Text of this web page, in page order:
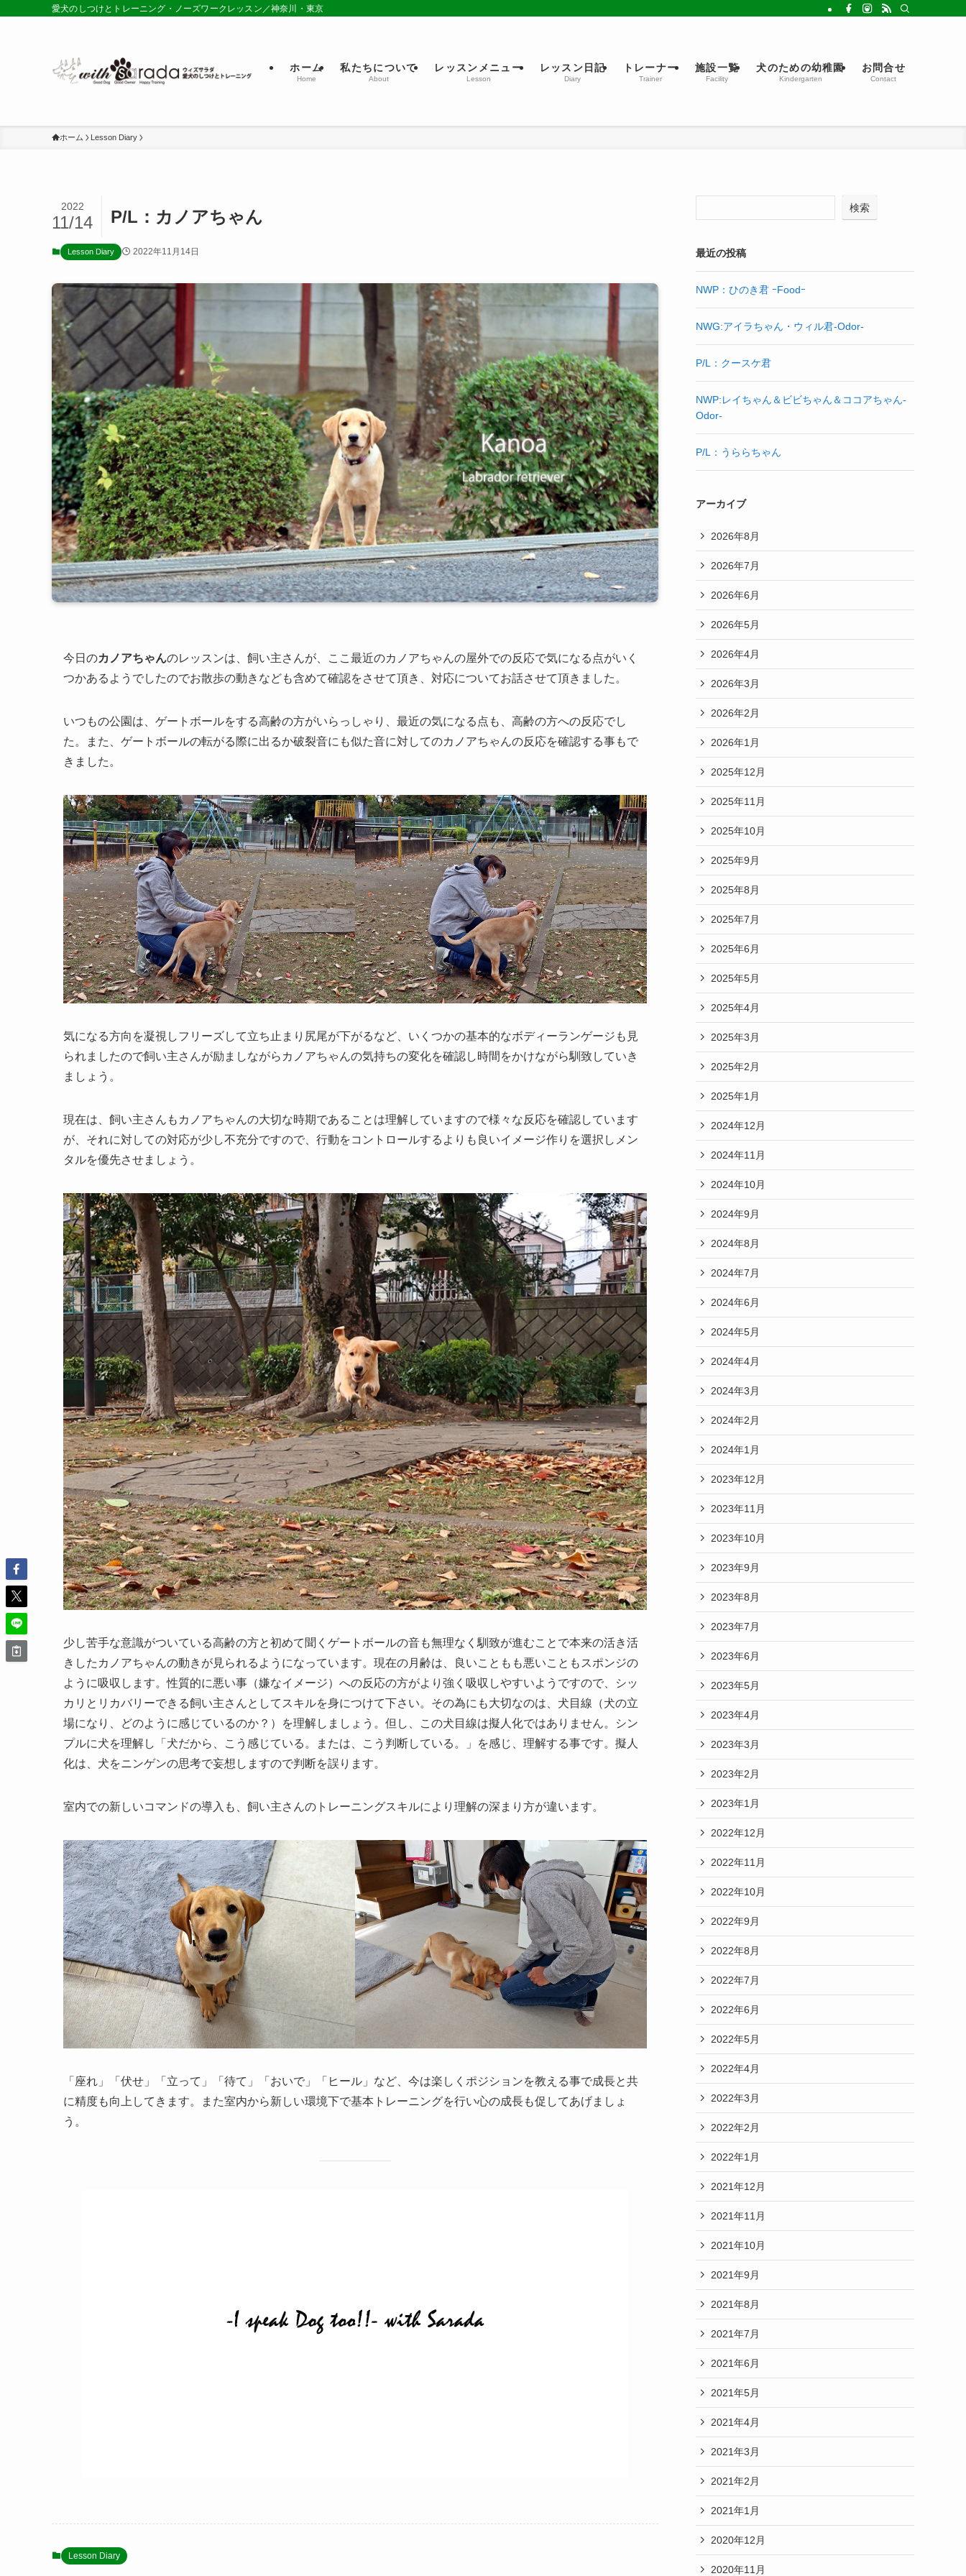
愛犬のしつけとトレーニング・ノーズワークレッスン／神奈川・東京
ホーム
Home
私たちについて
About
レッスンメニュー
Lesson
レッスン日記
Diary
トレーナー
Trainer
施設一覧
Facility
犬のための幼稚園
Kindergarten
お問合せ
Contact
ホーム Lesson Diary
P/L：カノアちゃん
2022
11/14
Lesson Diary 2022年11月14日
今日のカノアちゃんのレッスンは、飼い主さんが、ここ最近のカノアちゃんの屋外での反応で気になる点がいく
つかあるようでしたのでお散歩の動きなども含めて確認をさせて頂き、対応についてお話させて頂きました。
いつもの公園は、ゲートボールをする高齢の方がいらっしゃり、最近の気になる点も、高齢の方への反応でし
た。また、ゲートボールの転がる際に出るか破裂音にも似た音に対してのカノアちゃんの反応を確認する事もで
きました。
気になる方向を凝視しフリーズして立ち止まり尻尾が下がるなど、いくつかの基本的なボディーランゲージも見
られましたので飼い主さんが励ましながらカノアちゃんの気持ちの変化を確認し時間をかけながら馴致していき
ましょう。
現在は、飼い主さんもカノアちゃんの大切な時期であることは理解していますので様々な反応を確認しています
が、それに対しての対応が少し不充分ですので、行動をコントロールするよりも良いイメージ作りを選択しメン
タルを優先させましょう。
少し苦手な意識がついている高齢の方と初めて聞くゲートボールの音も無理なく馴致が進むことで本来の活き活
きしたカノアちゃんの動きが見られるようになっています。現在の月齢は、良いこともも悪いこともスポンジの
ように吸収します。性質的に悪い事（嫌なイメージ）への反応の方がより強く吸収しやすいようですので、シッ
カリとリカバリーできる飼い主さんとしてスキルを身につけて下さい。その為にも大切なのは、犬目線（犬の立
場になり、どのように感じているのか？）を理解しましょう。但し、この犬目線は擬人化ではありません。シン
プルに犬を理解し「犬だから、こう感じている。または、こう判断している。」を感じ、理解する事です。擬人
化は、犬をニンゲンの思考で妄想しますので判断を誤ります。
室内での新しいコマンドの導入も、飼い主さんのトレーニングスキルにより理解の深まり方が違います。
「座れ」「伏せ」「立って」「待て」「おいで」「ヒール」など、今は楽しくポジションを教える事で成長と共
に精度も向上してきます。また室内から新しい環境下で基本トレーニングを行い心の成長も促してあげましょ
う。
Lesson Diary
検索
最近の投稿
NWP：ひのき君 ｰFoodｰ
NWG:アイラちゃん・ウィル君-Odor-
P/L：クースケ君
NWP:レイちゃん＆ビビちゃん＆ココアちゃん-
Odor-
P/L：うららちゃん
アーカイブ
2026年8月
2026年7月
2026年6月
2026年5月
2026年4月
2026年3月
2026年2月
2026年1月
2025年12月
2025年11月
2025年10月
2025年9月
2025年8月
2025年7月
2025年6月
2025年5月
2025年4月
2025年3月
2025年2月
2025年1月
2024年12月
2024年11月
2024年10月
2024年9月
2024年8月
2024年7月
2024年6月
2024年5月
2024年4月
2024年3月
2024年2月
2024年1月
2023年12月
2023年11月
2023年10月
2023年9月
2023年8月
2023年7月
2023年6月
2023年5月
2023年4月
2023年3月
2023年2月
2023年1月
2022年12月
2022年11月
2022年10月
2022年9月
2022年8月
2022年7月
2022年6月
2022年5月
2022年4月
2022年3月
2022年2月
2022年1月
2021年12月
2021年11月
2021年10月
2021年9月
2021年8月
2021年7月
2021年6月
2021年5月
2021年4月
2021年3月
2021年2月
2021年1月
2020年12月
2020年11月